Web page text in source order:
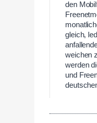
den
gleich,
weichen
werden
und